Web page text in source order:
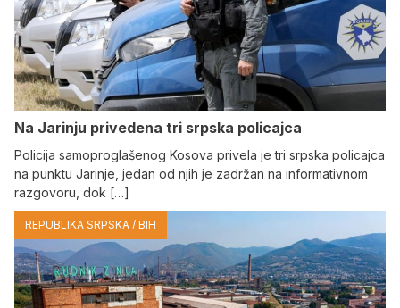
Na Јarinju privedena tri srpska policajca
Policija samoproglašenog Kosova privela je tri srpska policajca
na punktu Јarinje, jedan od njih je zadržan na informativnom
razgovoru, dok […]
REPUBLIKA SRPSKA / BIH